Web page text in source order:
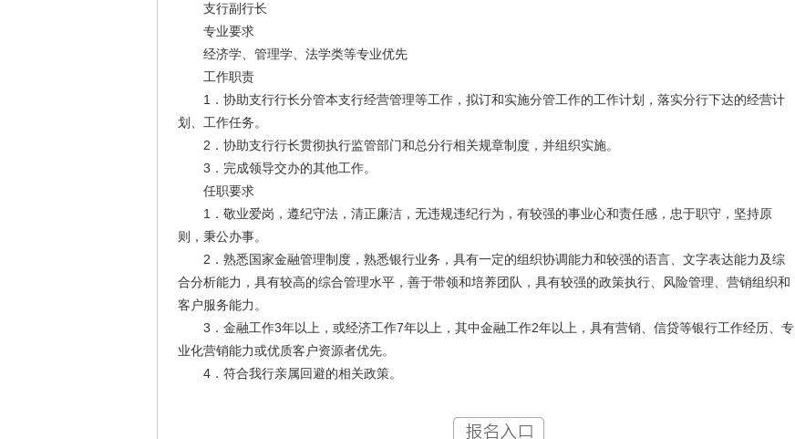
支行副行长
专业要求
经济学、管理学、法学类等专业优先
工作职责
1．协助支行行长分管本支行经营管理等工作，拟订和实施分管工作的工作计划，落实分行下达的经营计
划、工作任务。
2．协助支行行长贯彻执行监管部门和总分行相关规章制度，并组织实施。
3．完成领导交办的其他工作。
任职要求
1．敬业爱岗，遵纪守法，清正廉洁，无违规违纪行为，有较强的事业心和责任感，忠于职守，坚持原
则，秉公办事。
2．熟悉国家金融管理制度，熟悉银行业务，具有一定的组织协调能力和较强的语言、文字表达能力及综
合分析能力，具有较高的综合管理水平，善于带领和培养团队，具有较强的政策执行、风险管理、营销组织和
客户服务能力。
3．金融工作3年以上，或经济工作7年以上，其中金融工作2年以上，具有营销、信贷等银行工作经历、专
业化营销能力或优质客户资源者优先。
4．符合我行亲属回避的相关政策。